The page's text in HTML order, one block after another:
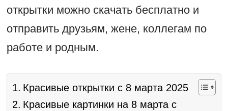
открытки можно скачать бесплатно и
отправить друзьям, жене, коллегам по
работе и родным.
Красивые открытки с 8 марта 2025
Красивые картинки на 8 марта с